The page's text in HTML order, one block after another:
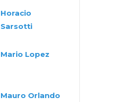
Horacio
Sarsotti
Mario Lopez
Mauro Orlando